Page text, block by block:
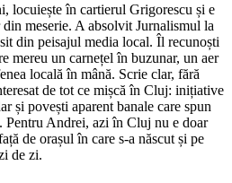
locuiește în cartierul Grigorescu și e
meserie. A absolvit Jurnalismul la
din peisajul media local. Îl recunoști
mereu un carnețel în buzunar, un aer
locală în mână. Scrie clar, fără
de tot ce mișcă în Cluj: inițiative
și povești aparent banale care spun
Pentru Andrei, azi în Cluj nu e doar
de orașul în care s-a născut și pe
de zi.